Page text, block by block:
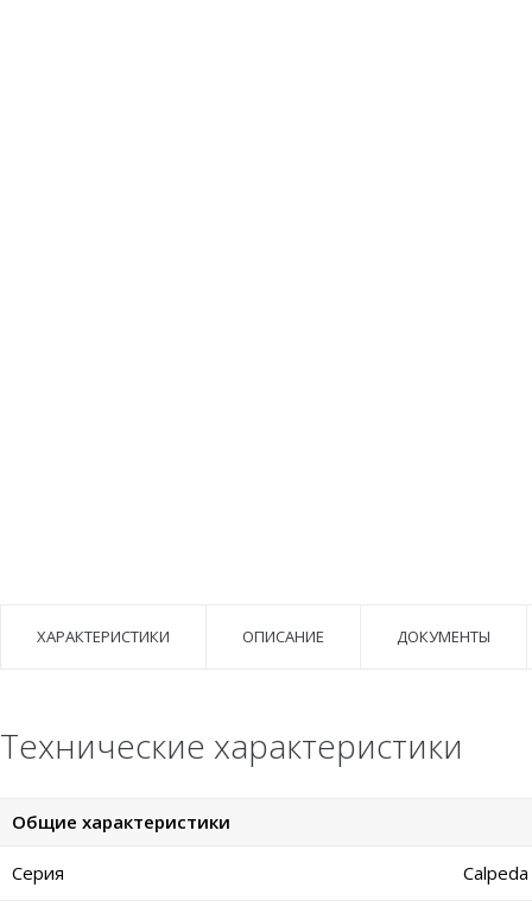
ХАРАКТЕРИСТИКИ ОПИСАНИЕ ДОКУМЕНТЫ
Технические характеристики
Общие характеристики
Серия